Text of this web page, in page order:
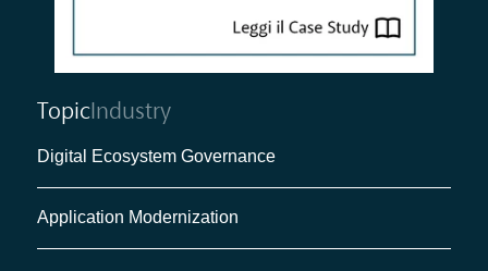
TopicIndustry
Digital Ecosystem Governance
Application Modernization